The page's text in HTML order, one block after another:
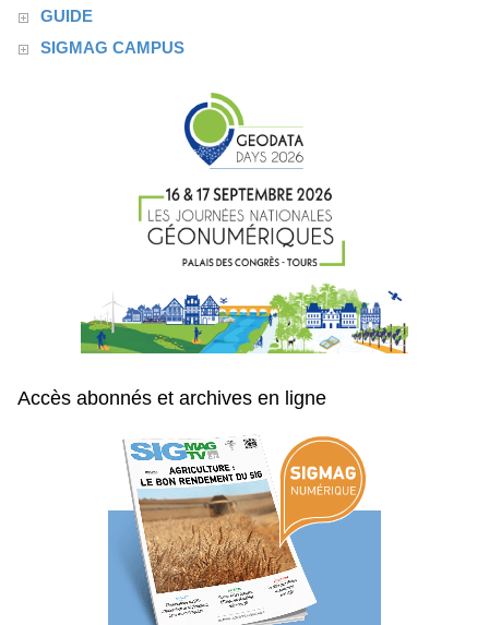
GUIDE
SIGMAG CAMPUS
Accès abonnés et archives en ligne